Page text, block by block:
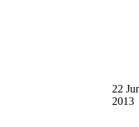
22
2013